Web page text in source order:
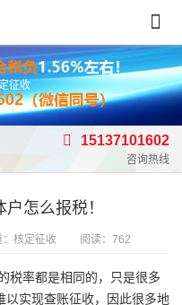
征收
15137101602
咨询热线
怎么报税！
核定征收 阅读：762
率都是相同的，只是很多
以实现查账征收，因此很多地